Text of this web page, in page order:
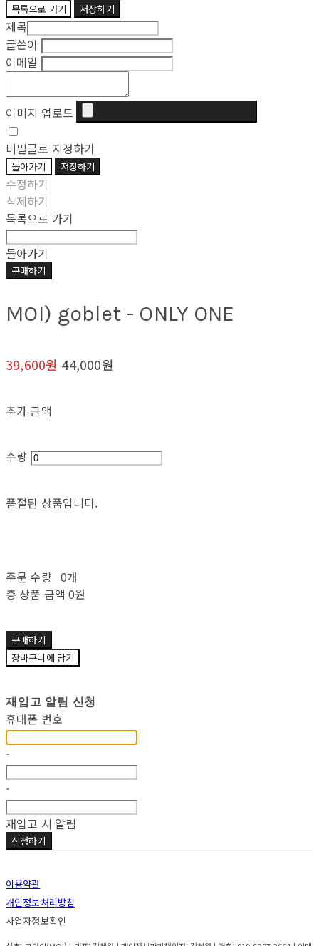
목록으로 가기 저장하기
제목
글쓴이
이메일
이미지 업로드
비밀글로 지정하기
돌아가기 저장하기
수정하기
삭제하기
목록으로 가기
돌아가기
구매하기
MOI) goblet - ONLY ONE
39,600원 44,000원
추가 금액
수량
품절된 상품입니다.
주문 수량 0개
총 상품 금액 0원
구매하기
장바구니에 담기
재입고 알림 신청
휴대폰 번호
-
-
재입고 시 알림
신청하기
이용약관
개인정보처리방침
사업자정보확인